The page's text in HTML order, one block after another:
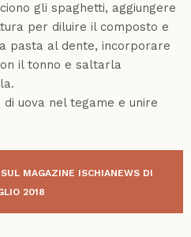
gli spaghetti, aggiungere
per diluire il composto e
pasta al dente, incorporare
il tonno e saltarla
uova nel tegame e unire
MAGAZINE ISCHIANEWS DI
2018